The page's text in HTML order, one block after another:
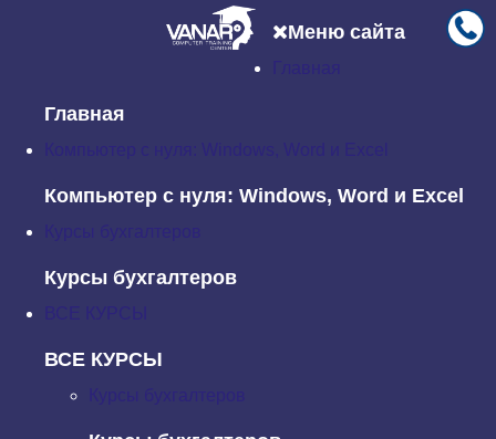
Меню сайта
Главная
Компьютер с нуля: Windows, Word и Excel
Курсы бухгалтеров
ВСЕ КУРСЫ